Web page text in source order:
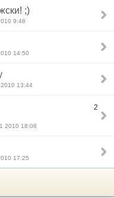
;)
9:48
14:50
13:44
2
2010 18:08
17:25